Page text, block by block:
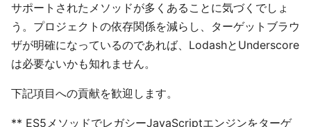
サポートされたメソッドが多くあることに気づくでしょ
う。プロジェクトの依存関係を減らし、ターゲットブラウ
ザが明確になっているのであれば、LodashとUnderscore
は必要ないかも知れません。
下記項目への貢献を歓迎します。
** ES5メソッドでレガシーJavaScriptエンジンをターゲ